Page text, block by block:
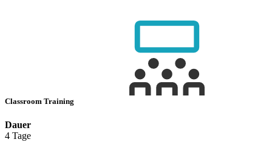
Classroom Training
Dauer
4 Tage